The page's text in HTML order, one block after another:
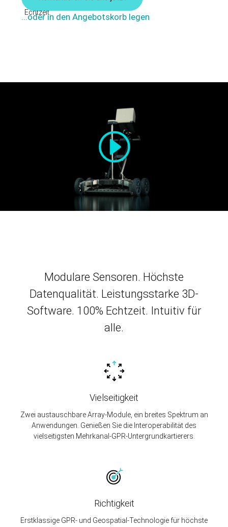
Echtzeit.
...oder in den Angebotskorb legen
Modulare Sensoren. Höchste
Datenqualität. Leistungsstarke 3D-
Software. 100% Echtzeit. Intuitiv für
alle.
Vielseitigkeit
Zwei austauschbare Array-Module, ein breites Spektrum an
Anwendungen. Genießen Sie die Interoperabilität des
vielseitigsten Mehrkanal-GPR-Untergrundkartierers.
Richtigkeit
Erstklassige GPR- und Geospatial-Technologie für höchste